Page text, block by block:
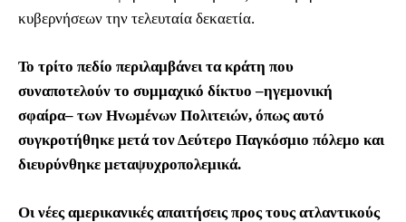
κυβερνήσεων την τελευταία δεκαετία.
Το τρίτο πεδίο περιλαμβάνει τα κράτη που
συναποτελούν το συμμαχικό δίκτυο ‒ηγεμονική
σφαίρα‒ των Ηνωμένων Πολιτειών, όπως αυτό
συγκροτήθηκε μετά τον Δεύτερο Παγκόσμιο πόλεμο και
διευρύνθηκε μεταψυχροπολεμικά.
Οι νέες αμερικανικές απαιτήσεις προς τους ατλαντικούς